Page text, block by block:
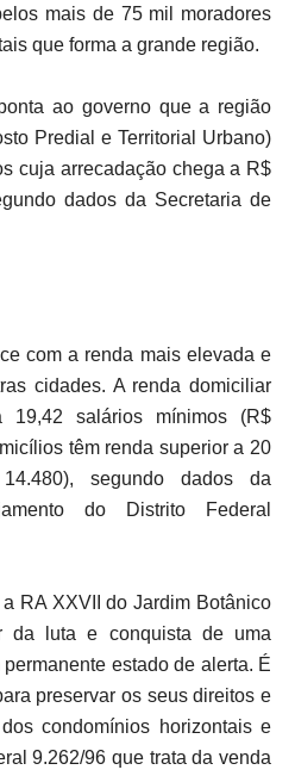
mais de 75 mil moradores
que forma a grande região.
ao governo que a região
Predial e Territorial Urbano)
cuja arrecadação chega a R$
dados da Secretaria de
com a renda mais elevada e
cidades. A renda domiciliar
19,42 salários mínimos (R$
têm renda superior a 20
segundo dados da
do Distrito Federal
RA XXVII do Jardim Botânico
da luta e conquista de uma
estado de alerta. É
preservar os seus direitos e
condomínios horizontais e
9.262/96 que trata da venda